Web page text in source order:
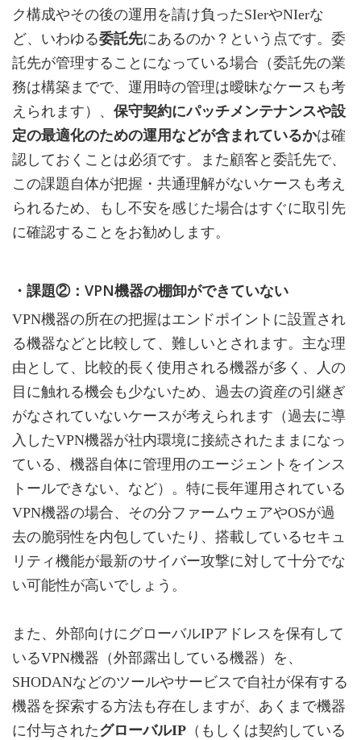
ク構成やその後の運用を請け負ったSIerやNIerな
ど、いわゆる委託先にあるのか？という点です。委
託先が管理することになっている場合（委託先の業
務は構築までで、運用時の管理は曖昧なケースも考
えられます）、 保守契約にパッチメンテナンスや設
定の最適化のための運用などが含まれているかは確
認しておくことは必須です。また顧客と委託先で、
この課題自体が把握・共通理解がないケースも考え
られるため、もし不安を感じた場合はすぐに取引先
に確認することをお勧めします。
・課題②：VPN機器の棚卸ができていない
VPN機器の所在の把握はエンドポイントに設置され
る機器などと比較して、難しいとされます。主な理
由として、比較的長く使用される機器が多く、人の
目に触れる機会も少ないため、過去の資産の引継ぎ
がなされていないケースが考えられます（過去に導
入したVPN機器が社内環境に接続されたままになっ
ている、機器自体に管理用のエージェントをインス
トールできない、など）。特に長年運用されている
VPN機器の場合、その分ファームウェアやOSが過
去の脆弱性を内包していたり、搭載しているセキュ
リティ機能が最新のサイバー攻撃に対して十分でな
い可能性が高いでしょう。
また、外部向けにグローバルIPアドレスを保有して
いるVPN機器（外部露出している機器）を、
SHODANなどのツールやサービスで自社が保有する
機器を探索する方法も存在しますが、あくまで機器
に付与されたグローバルIP （もしくは契約している